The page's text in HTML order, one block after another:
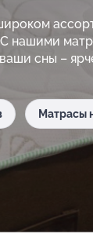
нашими
сны –
Матрасы